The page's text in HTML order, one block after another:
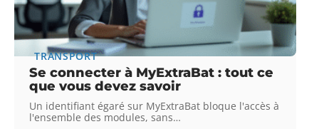
TRANSPORT
Se connecter à MyExtraBat : tout ce
que vous devez savoir
Un identifiant égaré sur MyExtraBat bloque l'accès à
l'ensemble des modules, sans…